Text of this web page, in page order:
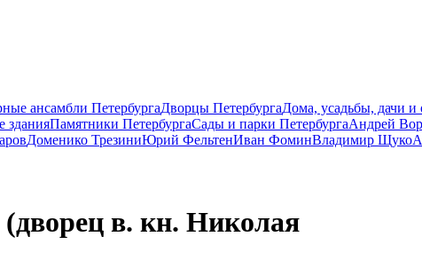
ансамбли ПетербургаДворцы ПетербургаДома, усадьбы, дачи и
зданияПамятники ПетербургаСады и парки ПетербургаАндрей
Доменико ТрезиниЮрий ФельтенИван ФоминВладимир Щуко
в. кн. Николая